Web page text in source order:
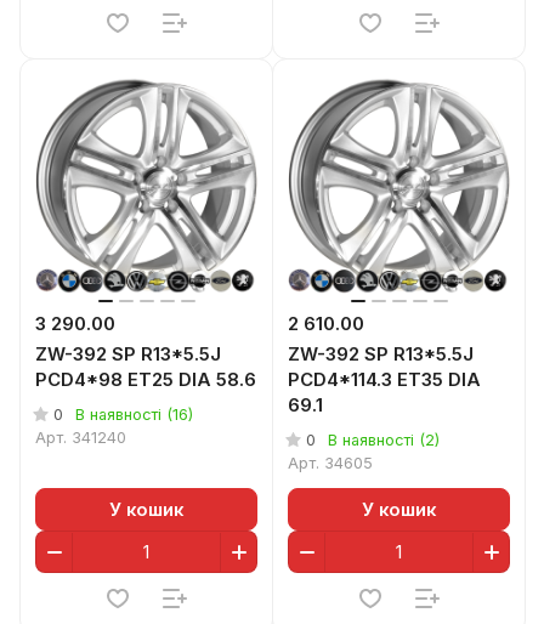
3 290.00
ZW-392 SP R13*5.5J
PCD4*98 ET25 DIA 58.6
0
В наявності (16)
Арт. 341240
У кошик
2 610.00
ZW-392 SP R13*5.5J
PCD4*114.3 ET35 DIA
69.1
0
В наявності (2)
Арт. 34605
У кошик